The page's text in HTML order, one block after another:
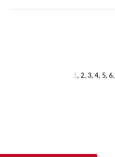
1 2 3 4 5 6